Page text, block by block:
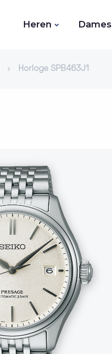
Heren Dames
Horloge SPB463J1